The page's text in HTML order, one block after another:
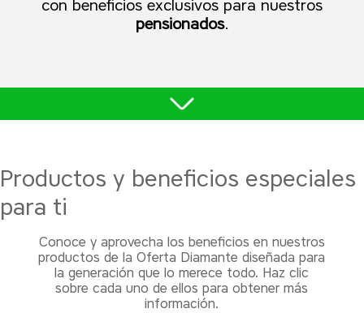
con beneficios exclusivos para nuestros
pensionados.
Aliados
Productos y beneficios especiales
para ti
Conoce y aprovecha los beneficios en nuestros
productos de la Oferta Diamante diseñada para
la generación que lo merece todo. Haz clic
sobre cada uno de ellos para obtener más
información.